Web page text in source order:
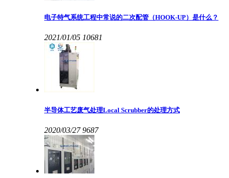
电子特气系统工程中常说的二次配管（HOOK-UP）是什么？
2021/01/05 10681
半导体工艺废气处理Local Scrubber的处理方式
2020/03/27 9687